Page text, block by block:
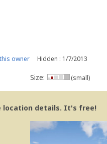
owner Hidden : 1/7/2013
Size: (small)
location details. It's free!